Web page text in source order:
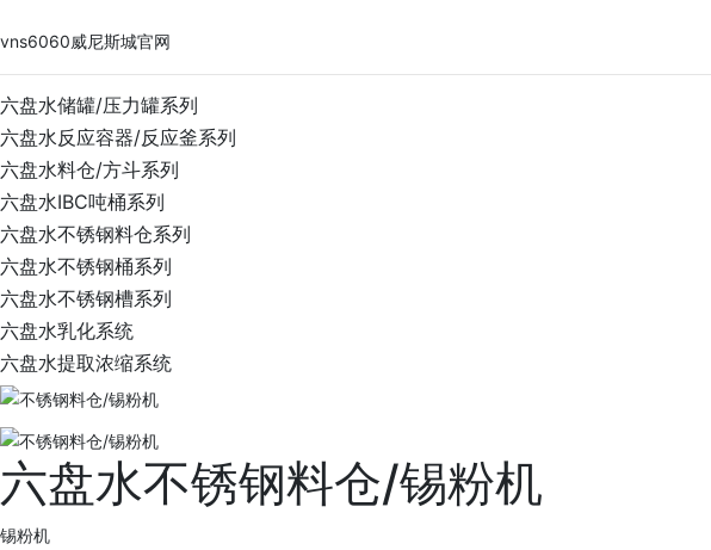
vns6060威尼斯城官网
六盘水储罐/压力罐系列
六盘水反应容器/反应釜系列
六盘水料仓/方斗系列
六盘水IBC吨桶系列
六盘水不锈钢料仓系列
六盘水不锈钢桶系列
六盘水不锈钢槽系列
六盘水乳化系统
六盘水提取浓缩系统
六盘水不锈钢料仓/锡粉机
锡粉机